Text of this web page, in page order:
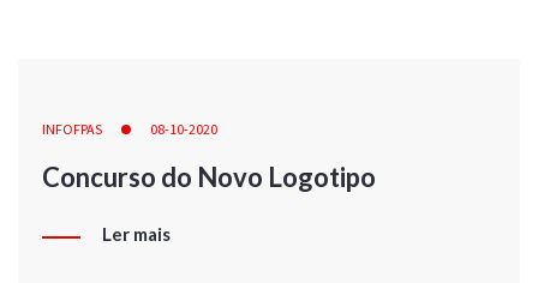
INFOFPAS 08-10-2020
Concurso do Novo Logotipo
Ler mais